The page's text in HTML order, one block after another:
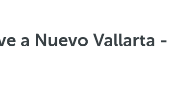
a Nuevo Vallarta